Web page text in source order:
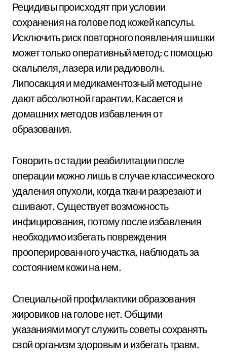
Рецидивы происходят при условии
сохранения на голове под кожей капсулы.
Исключить риск повторного появления шишки
может только оперативный метод: с помощью
скальпеля, лазера или радиоволн.
Липосакция и медикаментозный методы не
дают абсолютной гарантии. Касается и
домашних методов избавления от
образования.
Говорить о стадии реабилитации после
операции можно лишь в случае классического
удаления опухоли, когда ткани разрезают и
сшивают. Существует возможность
инфицирования, потому после избавления
необходимо избегать повреждения
прооперированного участка, наблюдать за
состоянием кожи на нем.
Специальной профилактики образования
жировиков на голове нет. Общими
указаниями могут служить советы сохранять
свой организм здоровым и избегать травм.